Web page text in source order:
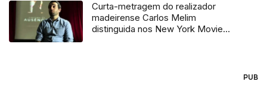
Curta-metragem do realizador
madeirense Carlos Melim
distinguida nos New York Movie
PUB